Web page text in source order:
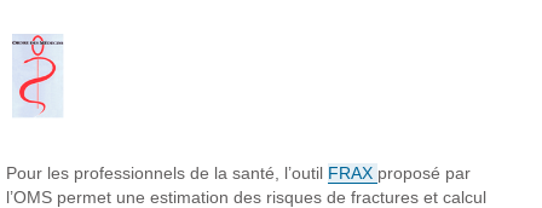
Pour les professionnels de la santé, l’outil FRAX proposé par
l’OMS permet une estimation des risques de fractures et calcul